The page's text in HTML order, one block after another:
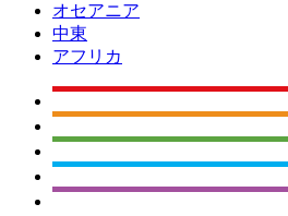
オセアニア
中東
アフリカ